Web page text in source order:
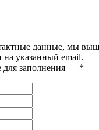
данные, мы
на указанный email.
для заполнения — *